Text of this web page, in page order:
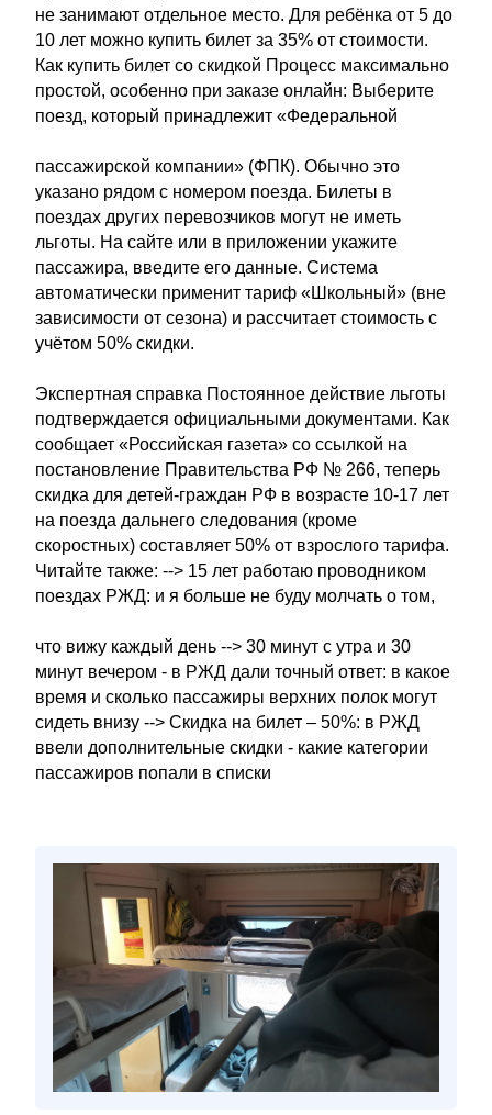
не занимают отдельное место. Для ребёнка от 5 до
10 лет можно купить билет за 35% от стоимости.
Как купить билет со скидкой Процесс максимально
простой, особенно при заказе онлайн: Выберите
поезд, который принадлежит «Федеральной
пассажирской компании» (ФПК). Обычно это
указано рядом с номером поезда. Билеты в
поездах других перевозчиков могут не иметь
льготы. На сайте или в приложении укажите
пассажира, введите его данные. Система
автоматически применит тариф «Школьный» (вне
зависимости от сезона) и рассчитает стоимость с
учётом 50% скидки.
Экспертная справка Постоянное действие льготы
подтверждается официальными документами. Как
сообщает «Российская газета» со ссылкой на
постановление Правительства РФ № 266, теперь
скидка для детей-граждан РФ в возрасте 10-17 лет
на поезда дальнего следования (кроме
скоростных) составляет 50% от взрослого тарифа.
Читайте также: --> 15 лет работаю проводником
поездах РЖД: и я больше не буду молчать о том,
что вижу каждый день --> 30 минут с утра и 30
минут вечером - в РЖД дали точный ответ: в какое
время и сколько пассажиры верхних полок могут
сидеть внизу --> Скидка на билет – 50%: в РЖД
ввели дополнительные скидки - какие категории
пассажиров попали в списки